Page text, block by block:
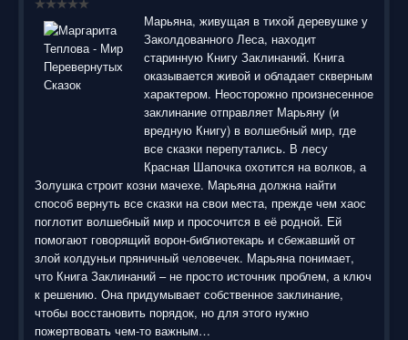
Марьяна, живущая в тихой деревушке у
Заколдованного Леса, находит
старинную Книгу Заклинаний. Книга
оказывается живой и обладает скверным
характером. Неосторожно произнесенное
заклинание отправляет Марьяну (и
вредную Книгу) в волшебный мир, где
все сказки перепутались. В лесу
Красная Шапочка охотится на волков, а
Золушка строит козни мачехе. Марьяна должна найти
способ вернуть все сказки на свои места, прежде чем хаос
поглотит волшебный мир и просочится в её родной. Ей
помогают говорящий ворон-библиотекарь и сбежавший от
злой колдуньи пряничный человечек. Марьяна понимает,
что Книга Заклинаний – не просто источник проблем, а ключ
к решению. Она придумывает собственное заклинание,
чтобы восстановить порядок, но для этого нужно
пожертвовать чем-то важным…